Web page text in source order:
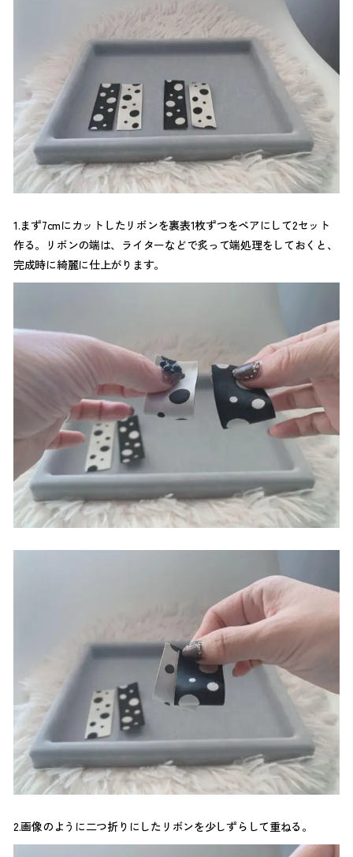
1.まず7cmにカットしたリボンを裏表1枚ずつをペアにして2セット
作る。リボンの端は、ライターなどで炙って端処理をしておくと、
完成時に綺麗に仕上がります。
2.画像のように二つ折りにしたリボンを少しずらして重ねる。